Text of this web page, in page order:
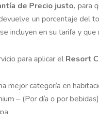
de Precio justo, para
un porcentaje del
incluyen en su tarifa y
para aplicar el Resort
mejor categoría en
‒ (Por día o por bebidas)